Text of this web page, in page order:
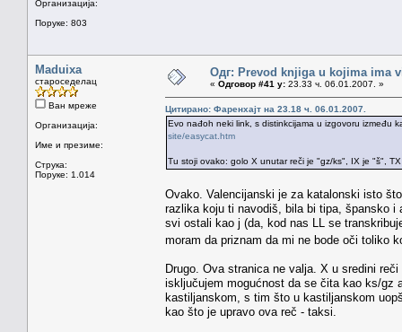
Организација:
Поруке: 803
Maduixa
староседелац
Ван мреже
Организација:
Име и презиме:
Струка:
Поруке: 1.014
Одг: Prevod knjiga u kojima ima
« Одговор #41 у: 23.33 ч. 06.01.2007. »
Цитирано: Фаренхајт на 23.18 ч. 06.01.2007.
Evo nađoh neki link, s distinkcijama u izgovoru između
site/easycat.htm
Tu stoji ovako: golo X unutar reči je "gz/ks", IX je "š",
Ovako. Valencijanski je za katalonski isto
razlika koju ti navodiš, bila bi tipa, špansko i
svi ostali kao j (da, kod nas LL se
moram da priznam da mi ne bode oči toliko
Drugo. Ova stranica ne valja. X u sredini
isključujem mogućnost da se čita kao ks/gz
kastiljanskom, s tim što u kastiljanskom
kao što je upravo ova reč - taksi.